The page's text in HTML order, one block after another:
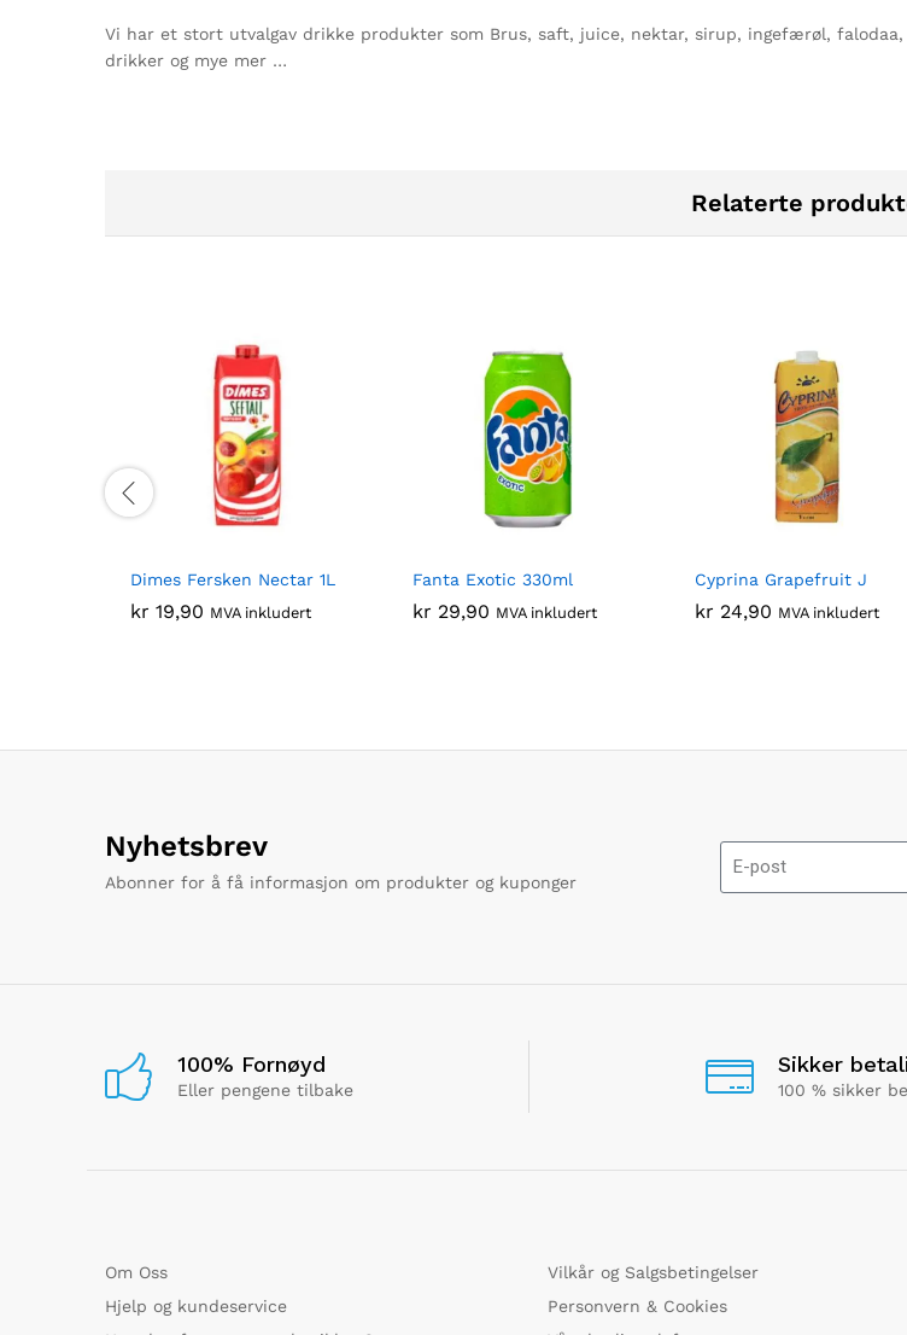
Vi har et stort utvalgav drikke produkter som Brus, saft, juice, nektar, sirup, ingefærøl,
drikker og mye mer …
Relaterte
Dimes Fersken Nectar 1L
kr 19,90 MVA inkludert
Fanta Exotic 330ml
kr 29,90 MVA inkludert
Cyprina Grapefruit J
kr 24,90 MVA inkludert
Nyhetsbrev
Abonner for å få informasjon om produkter og kuponger
100% Fornøyd
Eller pengene tilbake
Sikker
100 % sikker
Om Oss
Hjelp og kundeservice
Vilkår og Salgsbetingelser
Personvern & Cookies